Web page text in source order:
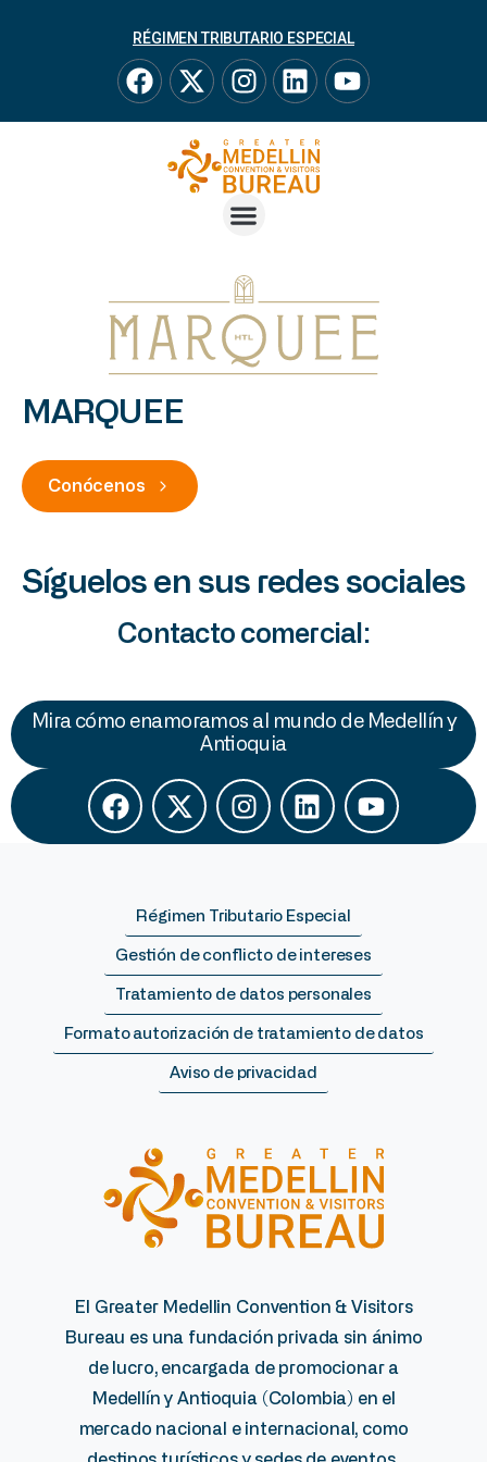
RÉGIMEN TRIBUTARIO ESPECIAL
MARQUEE
Conócenos
Síguelos en sus redes sociales
Contacto comercial:
Mira cómo enamoramos al mundo de Medellín y
Antioquia
Régimen Tributario Especial
Gestión de conflicto de intereses
Tratamiento de datos personales
Formato autorización de tratamiento de datos
Aviso de privacidad
El Greater Medellin Convention & Visitors
Bureau es una fundación privada sin ánimo
de lucro, encargada de promocionar a
Medellín y Antioquia (Colombia) en el
mercado nacional e internacional, como